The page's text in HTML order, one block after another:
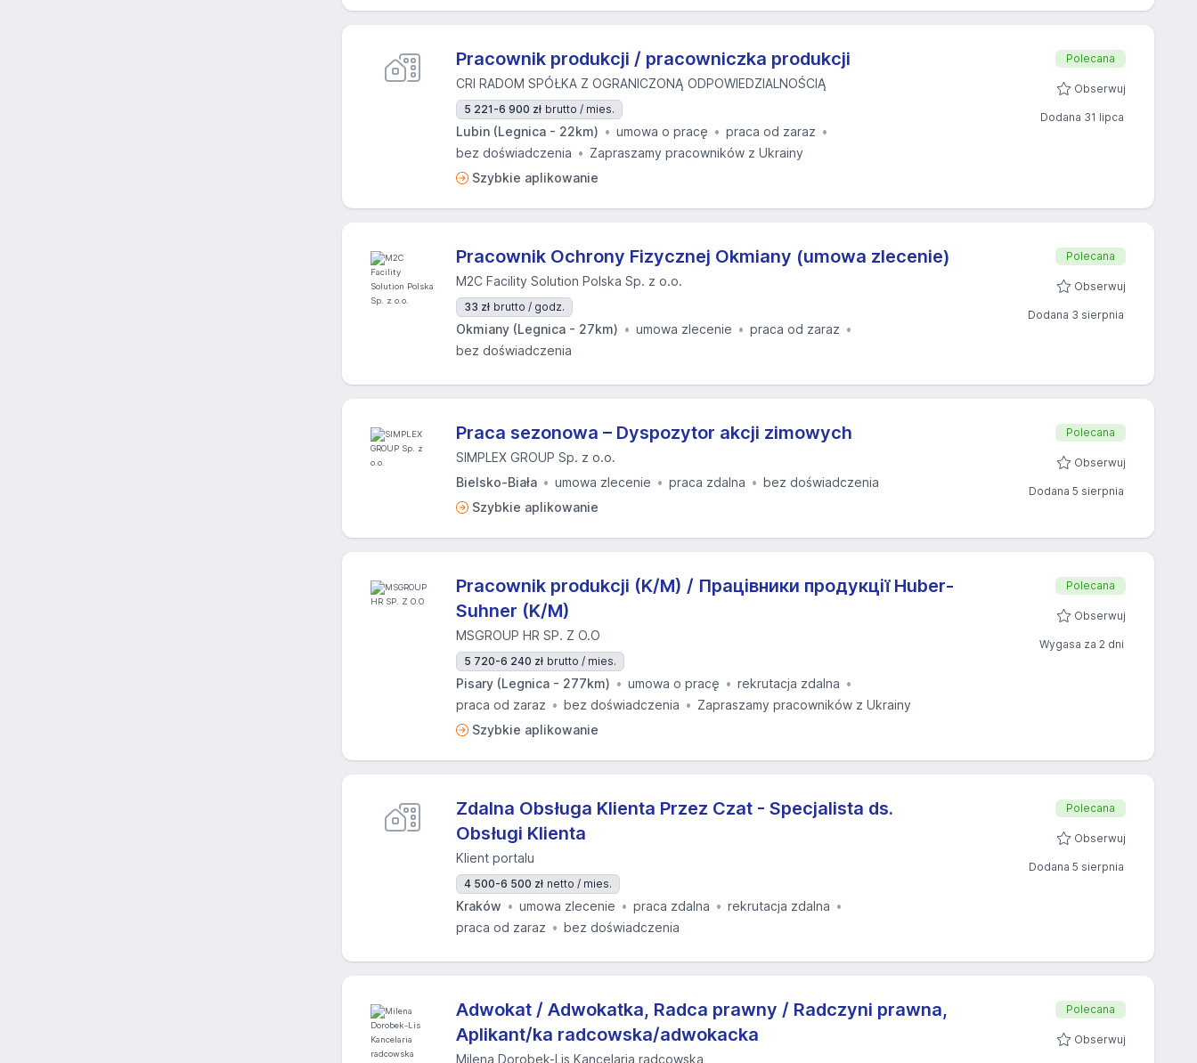
Pracownik produkcji / pracowniczka produkcji
CRI RADOM SPÓŁKA Z OGRANICZONĄ ODPOWIEDZIALNOŚCIĄ
5 221-6 900 zł brutto / mies.
Lubin (Legnica - 22km) umowa o pracę
praca od zaraz
bez doświadczenia
Zapraszamy pracowników z Ukrainy
Szybkie aplikowanie
Polecana
Obserwuj
Dodana 31 lipca
Pracownik Ochrony Fizycznej Okmiany (umowa zlecenie)
M2C Facility Solution Polska Sp. z o.o.
33 zł brutto / godz.
Okmiany (Legnica - 27km) umowa zlecenie
praca od zaraz
bez doświadczenia
Polecana
Obserwuj
Dodana 3 sierpnia
Praca sezonowa – Dyspozytor akcji zimowych
SIMPLEX GROUP Sp. z o.o.
Bielsko-Biała
umowa zlecenie praca zdalna
bez doświadczenia
Szybkie aplikowanie
Polecana
Obserwuj
Dodana 5 sierpnia
Pracownik produkcji (K/M) / Працівники продукції Huber-
Suhner (K/M)
MSGROUP HR SP. Z O.O
5 720-6 240 zł brutto / mies.
Pisary (Legnica - 277km) umowa o pracę
rekrutacja zdalna
praca od zaraz
bez doświadczenia
Zapraszamy pracowników z Ukrainy
Szybkie aplikowanie
Polecana
Obserwuj
Wygasa za 2 dni
Zdalna Obsługa Klienta Przez Czat - Specjalista ds.
Obsługi Klienta
Klient portalu
4 500-6 500 zł netto / mies.
Kraków umowa zlecenie praca zdalna
rekrutacja zdalna
praca od zaraz
bez doświadczenia
Polecana
Obserwuj
Dodana 5 sierpnia
Adwokat / Adwokatka, Radca prawny / Radczyni prawna,
Aplikant/ka radcowska/adwokacka
Milena Dorobek-Lis Kancelaria radcowska
Polecana
Obserwuj